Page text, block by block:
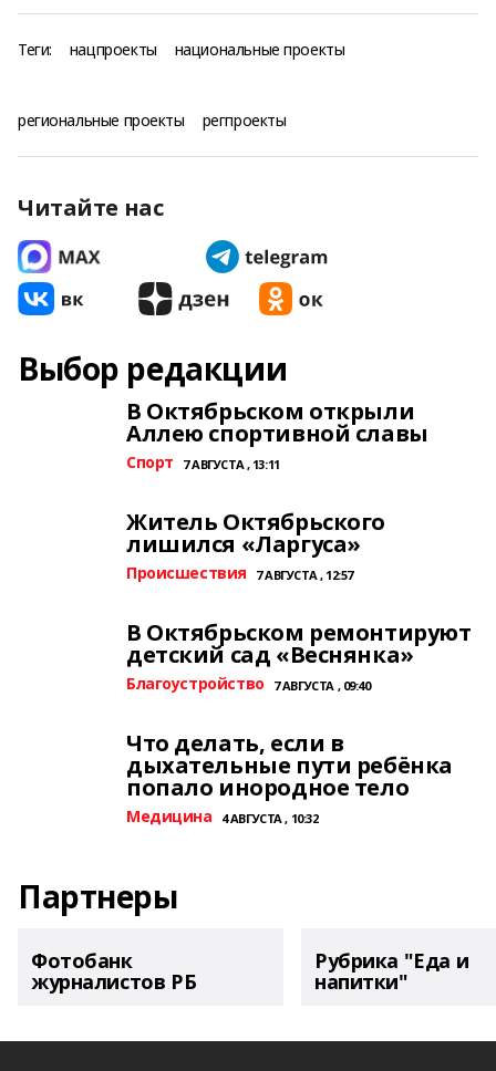
Теги: нацпроекты национальные проекты
региональные проекты регпроекты
Читайте нас
Выбор редакции
В Октябрьском открыли
Аллею спортивной славы
Спорт 7 АВГУСТА , 13:11
Житель Октябрьского
лишился «Ларгуса»
Происшествия 7 АВГУСТА , 12:57
В Октябрьском ремонтируют
детский сад «Веснянка»
Благоустройство 7 АВГУСТА , 09:40
Что делать, если в
дыхательные пути ребёнка
попало инородное тело
Медицина 4 АВГУСТА , 10:32
Партнеры
Фотобанк
журналистов РБ
Рубрика "Еда и
напитки"